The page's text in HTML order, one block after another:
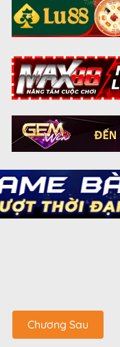
Chương Sau